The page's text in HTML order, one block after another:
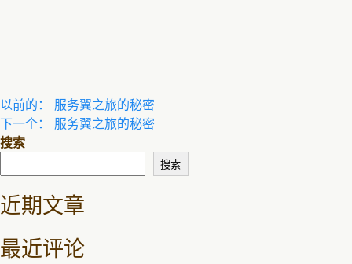
文
章
导
航
以前的：
服务翼之旅的秘密
下一个：
服务翼之旅的秘密
搜索
搜索
近期文章
最近评论